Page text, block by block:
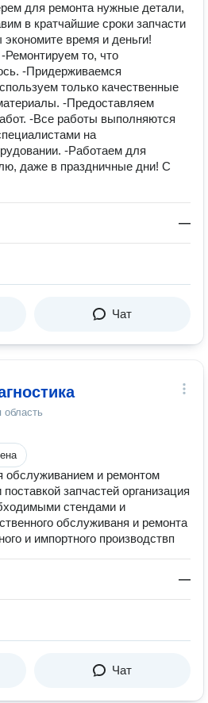
для ремонта нужные детали,
в кратчайшие сроки запчасти
время и деньги!
Ремонтируем то, что
-Придерживаемся
только качественные
-Предоставляем
-Все работы выполняются
на
-Работаем для
даже в праздничные дни! С
—
Чат
область
обслуживанием и ремонтом
запчастей организация
стендами и
обслуживаня и ремонта
и импортного производствп
—
Чат